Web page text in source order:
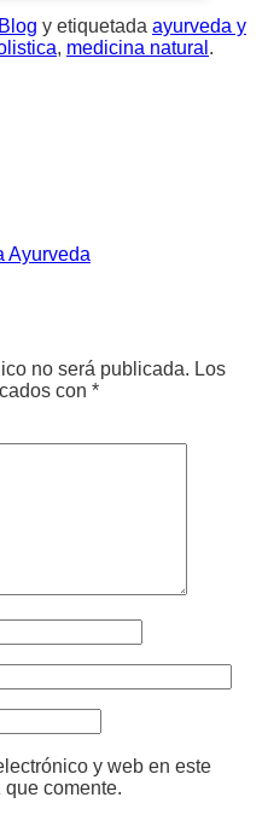
Blog y etiquetada ayurveda y
, medicina natural .
Ayurveda
no será publicada. Los
con *
y web en este
comente.